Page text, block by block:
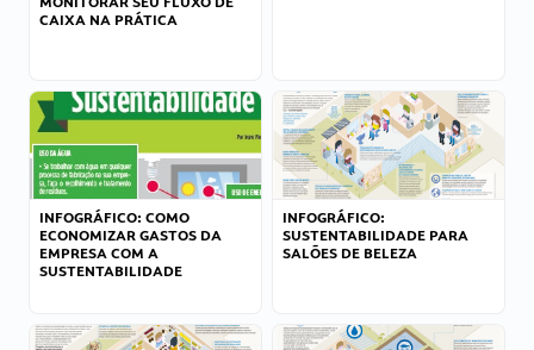
CAIXA NA PRÁTICA
INFOGRÁFICO: COMO
ECONOMIZAR GASTOS DA
EMPRESA COM A
SUSTENTABILIDADE
INFOGRÁFICO:
SUSTENTABILIDADE PARA
SALÕES DE BELEZA